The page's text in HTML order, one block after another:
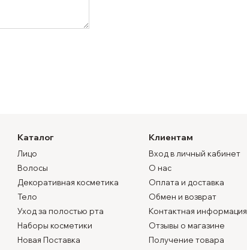
Каталог
Лицо
Волосы
Декоративная косметика
Тело
Уход за полостью рта
Наборы косметики
Новая Поставка
Клиентам
Вход в личный кабинет
О нас
Оплата и доставка
Обмен и возврат
Контактная информация
Отзывы о магазине
Получение товара